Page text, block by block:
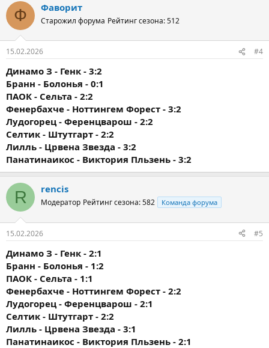
Ф Фаворит
Старожил форума Рейтинг сезона: 512
15.02.2026 #4
Динамо З - Генк - 3:2
Бранн - Болонья - 0:1
ПАОК - Сельта - 2:2
Фенербахче - Ноттингем Форест - 3:2
Лудогорец - Ференцварош - 2:2
Селтик - Штутгарт - 2:2
Лилль - Црвена Звезда - 3:2
Панатинаикос - Виктория Пльзень - 3:2
R rencis
Модератор Рейтинг сезона: 582 Команда форума
15.02.2026 #5
Динамо З - Генк - 2:1
Бранн - Болонья - 1:2
ПАОК - Сельта - 1:1
Фенербахче - Ноттингем Форест - 2:2
Лудогорец - Ференцварош - 2:1
Селтик - Штутгарт - 2:2
Лилль - Црвена Звезда - 3:1
Панатинаикос - Виктория Пльзень - 2:1